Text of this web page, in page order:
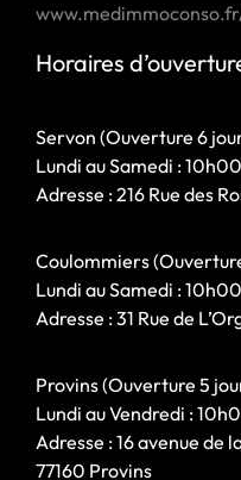
Horaires
Servon (Ouverture 6
Lundi au Samedi :
Adresse : 216 Rue des
Coulommiers
Lundi au Samedi :
Adresse : 31 Rue de
Provins (Ouverture 5
Lundi au Vendredi :
Adresse : 16 avenue de
77160 Provins